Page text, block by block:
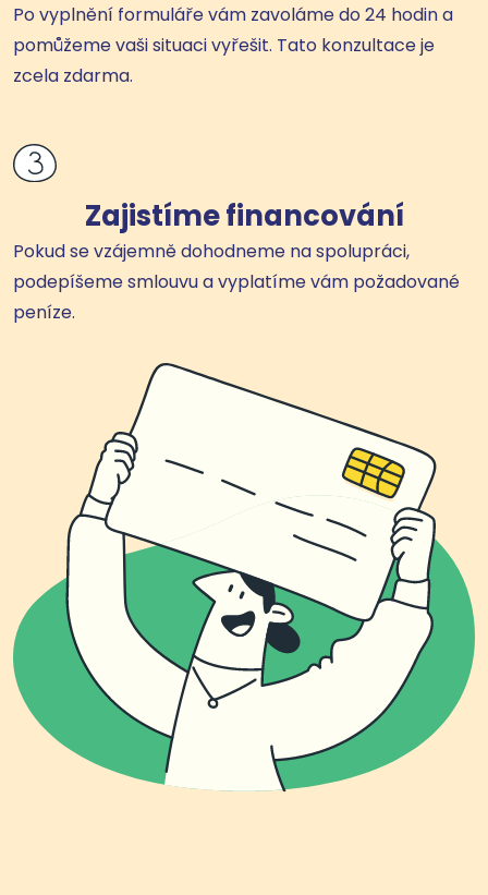
Po vyplnění formuláře vám zavoláme do 24 hodin a
pomůžeme vaši situaci vyřešit. Tato konzultace je
zcela zdarma.
Zajistíme financování
Pokud se vzájemně dohodneme na spolupráci,
podepíšeme smlouvu a vyplatíme vám požadované
peníze.